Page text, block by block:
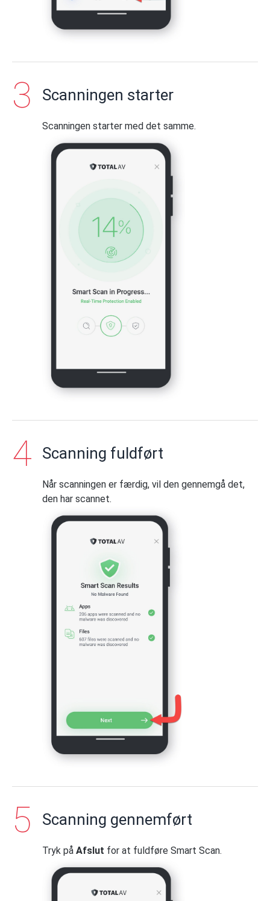
Scanningen starter
Scanningen starter med det samme.
Scanning fuldført
Når scanningen er færdig, vil den gennemgå det,
den har scannet.
Scanning gennemført
Tryk på Afslut for at fuldføre Smart Scan.